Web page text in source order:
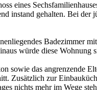
eines
instand gehalten. Bei
Badezimmer
würde diese
sowie das angrenzende
Zusätzlich zur
nichts mehr im Wege